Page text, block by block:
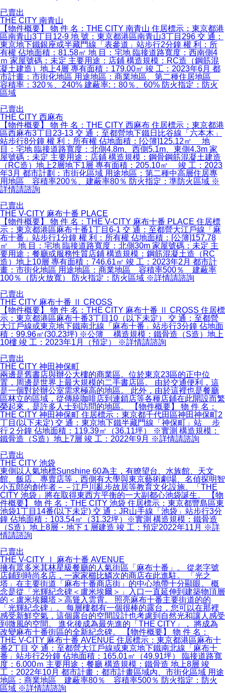
已賣出
THE CITY 南青山
【物件概要】 物 件 名：THE CITY 南青山 住居標示：東京都港
區南青山3丁目12-9 地 號：東京都港區南青山3丁目296 交 通：
東京地下鐵銀座或半藏門線「表參道」站步行2分鐘 權 利：所
有權 佔地面積：81.58㎡ 地 目：宅地 臨接道路寬度：西南側4
ｍ 家屋號碼：未定 主要用途：店鋪 構造規模：RC造（鋼筋混
凝土建造）地上4層 專有面積：179.00㎡ 竣 工：2023年6月 都
市計畫：市街化地區 用途地區：商業地區、第二種住居地區
容積率：320％、240% 建蔽率:：80％、60% 防火指定：防火
區域
已賣出
THE CITY 西麻布
【物件概要】 物 件 名：THE CITY 西麻布 住居標示：東京都港
區西麻布3丁目23-13 交 通：至都營地下鐵日比谷線「六本木」
站步行8分鐘 權 利：所有權 佔地面積：[公簿]125.12㎡ 地
目：宅地 臨接道路寬度：北側4.8m、西側5.1m、東側4.3m 家
屋號碼：未定 主要用途：店鋪 構造規模：鋼骨鋼筋混凝土建造
（RC造）地上2層地下1層 專有面積：205.10㎡ 竣 工：2023
年3月 都市計劃：市街化區域 用途地區：第二種中高層住居專
用地區 容積率200％、建蔽率80％ 防火指定：準防火區域 ※
詳情請諮詢
已賣出
THE V-CITY 麻布十番 PLACE
【物件概要】 物 件 名：THE V-CITY 麻布十番 PLACE 住居標
示：東京都港區麻布十番1丁目6-1 交 通：至都營大江戶線「麻
布十番」站步行1分鐘 權 利：所有權 佔地面積：[公簿]157.78
㎡ 地 目：宅地 臨接道路寬度：北側30m 家屋號碼：未定 主
要用途：餐廳或服務性質店鋪 構造規模：鋼筋混凝土造（RC
造）地上10層 專有面積：746.61㎡ 竣 工：2023年2月 都市計
畫：市街化地區 用途地區：商業地區 容積率500％ 建蔽率
100％（防火放寬） 防火指定：防火區域 ※詳情請諮詢
已賣出
THE CITY 麻布十番 Ⅱ CROSS
【物件概要】 物 件 名：THE CITY 麻布十番 Ⅱ CROSS 住居標
示：東京都港區麻布十番3丁目10（以下未定） 交 通：至都營
大江戶線或東京地下鐵南北線「麻布十番」站步行3分鐘 佔地面
積：99.96㎡(30.23坪) ※公簿 構造規模：鐵骨造（S造）地上
10樓 竣 工：2023年1月（預定） ※詳情請諮詢
已賣出
THE CITY 神田神保町
兩邊是舊書店與辦公大樓的商業區。位於東京23區的正中位
置，周邊是世界上最大規模的二手書店區。 由於交通便利，這
是一個對於辦公室需求極高的地區。 此外，由於這裡也是餐廳
區林立的區域，從傳統咖啡店到連鎖店等各種店鋪在此開設而繁
榮起來，是許多人士到訪問的地區。 【物件概要】 物 件 名：
THE CITY 神田神保町 住居標示：東京都千代田區神田神保町2
丁目(以下未定) 交 通：東京地下鐵半藏門線「神保町」站 步
行２分鐘 佔地面積：119.39㎡（36.11坪） ※實測 構造規模：
鐵骨造（S造）地上7層 竣 工：2022年9月 ※詳情請諮詢
已賣出
THE CITY 池袋
東側以人氣地標Sunshine 60為主，有瞭望台、水族館、天文
館、飯店、專賣店等，西側有大學與東京藝術劇場、名偵探明智
小五郎的創作者－－江戶川亂步故居等教育文化設施。「THE
CITY 池袋」將在取得東西方平衡的一大副都心池袋誕生。 【物
件概要】 物 件 名：THE CITY 池袋 住居標示：東京都豐島區東
池袋1丁目14番(以下未定) 交 通：JR山手線「池袋」站步行3分
鐘 佔地面積：103.54㎡（31.32坪）※實測 構造規模：鐵骨造
（S造）地上8層・地下１層建造 竣 工：預定2022年11月 ※詳
情請諮詢
已賣出
THE V-CITY Ⅰ 麻布十番 AVENUE
擁有眾多米其林星級餐廳的人氣街區「麻布十番」。 從老字號
店鋪到時尚名店，一家家櫛比鱗次的商店在此進駐。 「光之
塔」在主要街道「麻布十番商店街」的中心地帶十分顯眼。 概
念是從「光輝紀念碑＜盧米埃爾＞」入口一直延伸到建築物頂層
的＜盧米埃爾塔＞高聳入雲霄。 照亮麻布十番主要街道的的
「光輝紀念碑」。 每層樓都有一個很棒的露台，您可以在那裡
感受新鮮空氣，這個露台的空間設計也考慮到自然光和讓人感受
到微風的空間。 進化後成為最先進的「THE CITY」， 將成為
改變麻布十番街區的全新紀念碑。 【物件概要】 物 件 名：
THE V-CITY 麻布十番 AVENUE 住居標示：東京都港區麻布十
番2丁目 交 通：至都營大江戶線或東京地下鐵南北線「麻布十
番」站步行2分鐘 佔地面積：165.01㎡（49.91坪） 臨接道路寬
度：6.000ｍ 主要用途：餐廳 構造規模：鐵骨造 地上8層 竣
工：2022年10月 都市計畫：都市計畫區域內、市街化區域 用途
地區：商業地區 建蔽率80％ 容積率500％ 防火指定：防火
區域 ※詳情請諮詢